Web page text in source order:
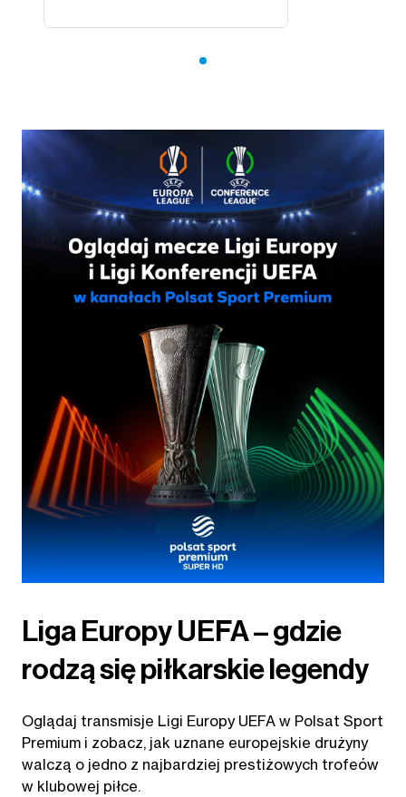
Liga Europy UEFA – gdzie
rodzą się piłkarskie legendy
Oglądaj transmisje Ligi Europy UEFA w Polsat Sport
Premium i zobacz, jak uznane europejskie drużyny
walczą o jedno z najbardziej prestiżowych trofeów
w klubowej piłce.